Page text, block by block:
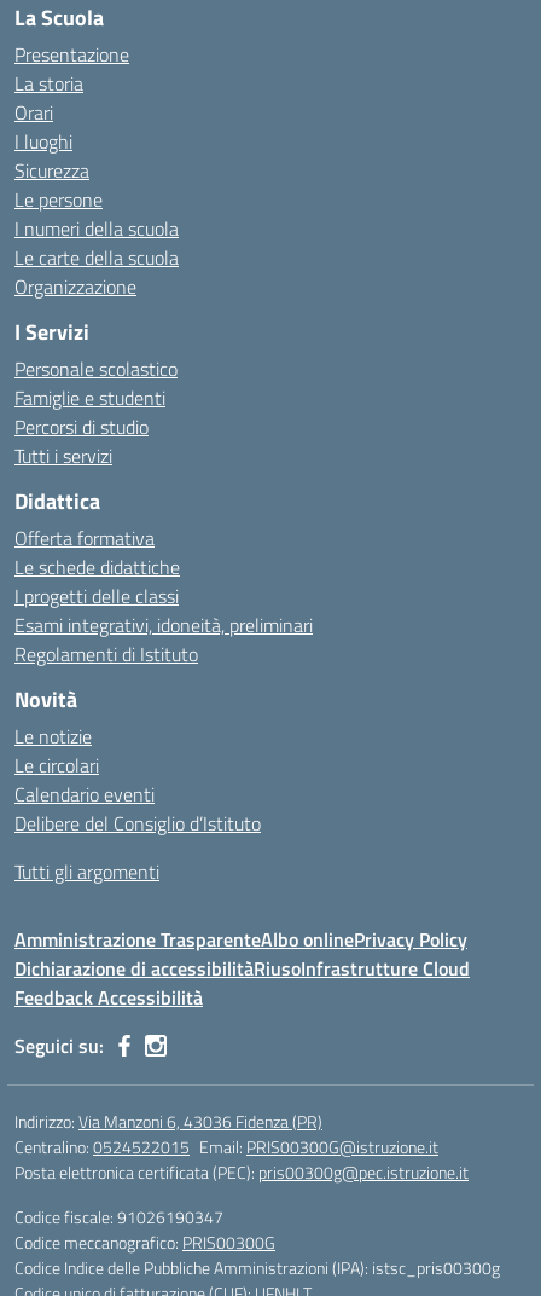
La Scuola
Presentazione
La storia
Orari
I luoghi
Sicurezza
Le persone
I numeri della scuola
Le carte della scuola
Organizzazione
I Servizi
Personale scolastico
Famiglie e studenti
Percorsi di studio
Tutti i servizi
Didattica
Offerta formativa
Le schede didattiche
I progetti delle classi
Esami integrativi, idoneità, preliminari
Regolamenti di Istituto
Novità
Le notizie
Le circolari
Calendario eventi
Delibere del Consiglio d’Istituto
Tutti gli argomenti
Amministrazione TrasparenteAlbo onlinePrivacy Policy
Dichiarazione di accessibilitàRiusoInfrastrutture Cloud
Feedback Accessibilità
Seguici su:
Indirizzo:Via Manzoni 6, 43036 Fidenza (PR)
Centralino:0524522015 Email: PRIS00300G@istruzione.it
Posta elettronica certificata (PEC): pris00300g@pec.istruzione.it
Codice fiscale: 91026190347
Codice meccanografico: PRIS00300G
Codice Indice delle Pubbliche Amministrazioni (IPA): istsc_pris00300g